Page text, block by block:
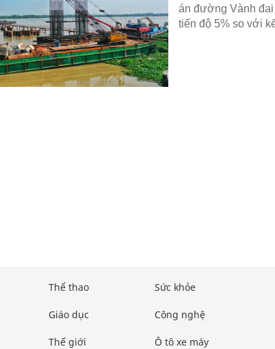
án đường Vành
tiến độ 5% so với
Thể thao
Giáo dục
Thế giới
Sức khỏe
Công nghệ
Ô tô xe máy